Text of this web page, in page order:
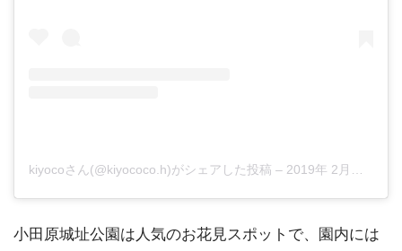
kiyocoさん(@kiyococo.h)がシェアした投稿 – 2019年 2月月28日午後2時41分PST
小田原城址公園は人気のお花見スポットで、園内には